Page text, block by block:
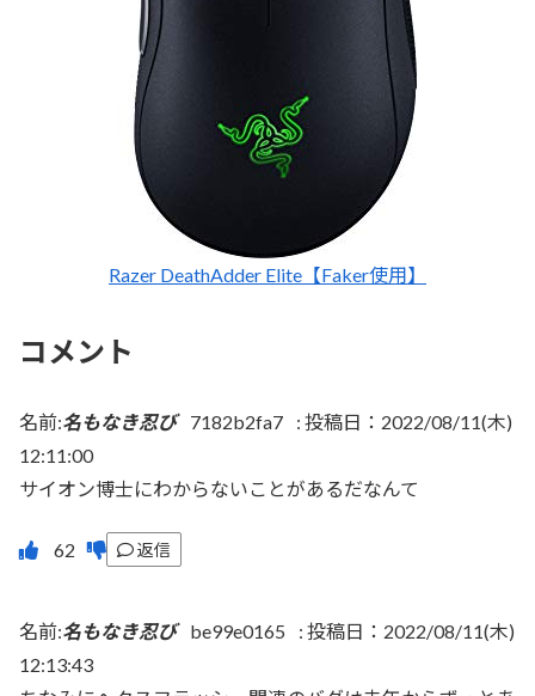
Razer DeathAdder Elite【Faker使用】
コメント
名前:名もなき忍び 7182b2fa7 : 投稿日：2022/08/11(木)
12:11:00
サイオン博士にわからないことがあるだなんて
返信
名前:名もなき忍び be99e0165 : 投稿日：2022/08/11(木)
12:13:43